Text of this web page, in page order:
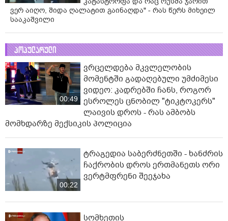
ვერ აიღო, შიდა ღალატით გაინაღდა" - რას წერს მიხეილ
სააკაშვილი
პოპულარული
00:49
ვრცელდება მკვლელობის
მომენტში გადაღებული უმძიმესი
ვიდეო: კადრებში ჩანს, როგორ
ესროლეს ცნობილ "ტიკტოკერს"
ლაივის დროს - რას ამბობს
მომხდარზე მექსიკის პოლიცია
00:22
ტრაგედია საბერძნეთში - ხანძრის
ჩაქრობის დროს ერთმანეთს ორი
ვერტმფრენი შეეჯახა
სომხეთის